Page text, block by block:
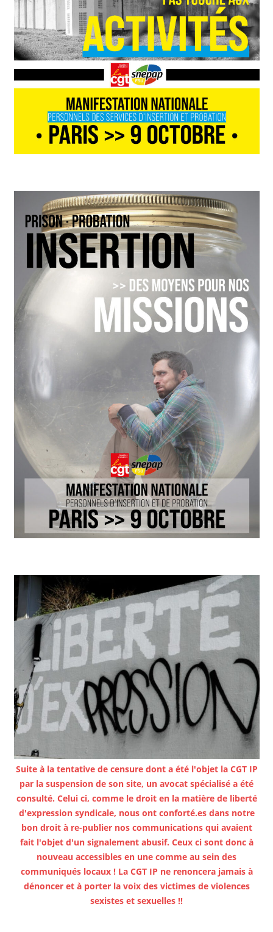
Suite à la tentative de censure dont a été l'objet la CGT IP
par la suspension de son site, un avocat spécialisé a été
consulté. Celui ci, comme le droit en la matière de liberté
d'expression syndicale, nous ont conforté.es dans notre
bon droit à re-publier nos communications qui avaient
fait l'objet d'un signalement abusif. Ceux ci sont donc à
nouveau accessibles en une comme au sein des
communiqués locaux ! La CGT IP ne renoncera jamais à
dénoncer et à porter la voix des victimes de violences
sexistes et sexuelles !!